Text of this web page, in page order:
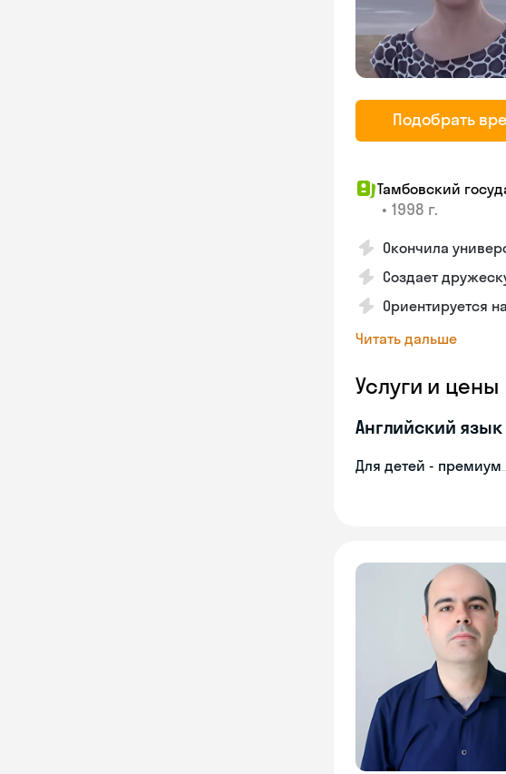
Подобрать
Тамбовский
• 1998 г.
Окончила
Создает
Ориентируется
Читать дальше
Услуги и цены
Английский язык
Для детей - премиум